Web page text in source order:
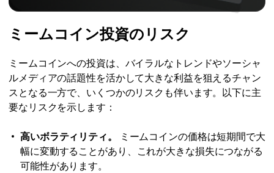
ミームコイン投資のリスク
ミームコインへの投資は、バイラルなトレンドやソーシャ
ルメディアの話題性を活かして大きな利益を狙えるチャン
スとなる一方で、いくつかのリスクも伴います。以下に主
要なリスクを示します：
高いボラティリティ。
ミームコインの価格は短期間で大
幅に変動することがあり、これが大きな損失につながる
可能性があります。